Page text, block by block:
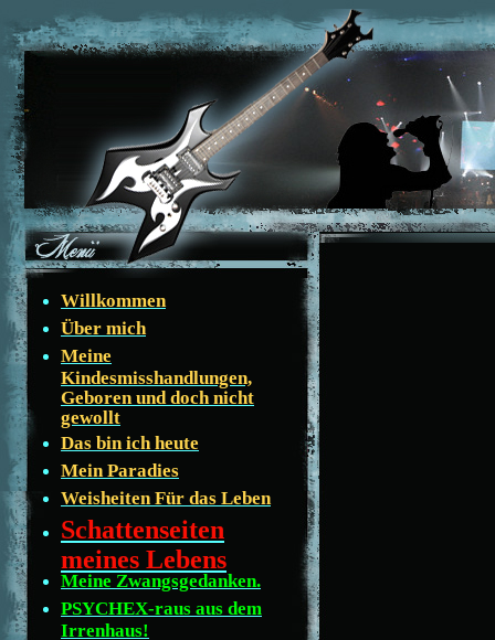
Willkommen
Über mich
Meine
Kindesmisshandlungen,
Geboren und doch nicht
gewollt
Das bin ich heute
Mein Paradies
Weisheiten Für das Leben
Schattenseiten
meines Lebens
Meine Zwangsgedanken.
PSYCHEX-raus aus dem
Irrenhaus!